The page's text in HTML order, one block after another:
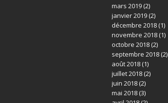
mars 2019(2)
janvier 2019(2)
décembre 2018(1)
novembre 2018(1)
octobre 2018(2)
septembre 2018(2)
août 2018(1)
juillet 2018(2)
juin 2018(2)
mai 2018(3)